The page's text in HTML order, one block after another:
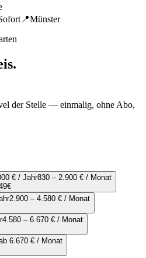
📍Münster
der Stelle — einmalig, ohne Abo,
€ / Jahr830 – 2.900 € / Monat
€
2.900 – 4.580 € / Monat
4.580 – 6.670 € / Monat
6.670 € / Monat